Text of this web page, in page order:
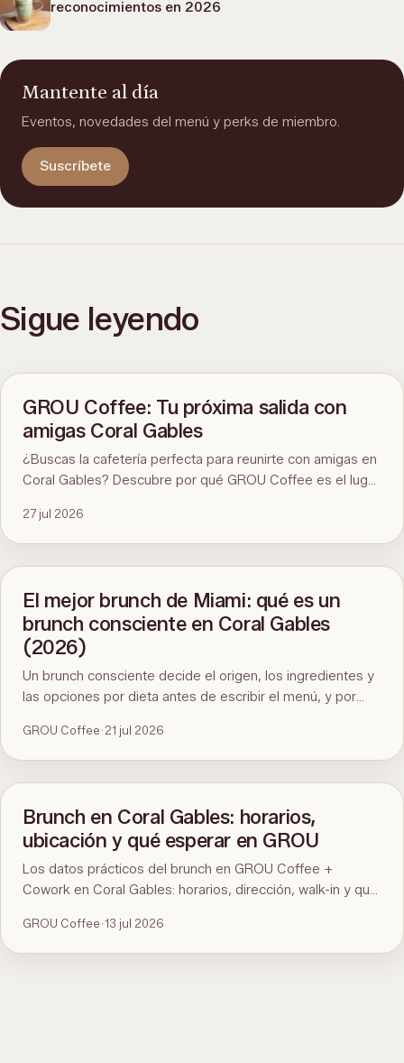
reconocimientos en 2026
Mantente al día
Eventos, novedades del menú y perks de miembro.
Suscríbete
Sigue leyendo
GROU Coffee: Tu próxima salida con
amigas Coral Gables
¿Buscas la cafetería perfecta para reunirte con amigas en
Coral Gables? Descubre por qué GROU Coffee es el lugar
saludables, divertidos eventos artísticos y un ambiente
inmejorable.
27 jul 2026
El mejor brunch de Miami: qué es un
brunch consciente en Coral Gables
(2026)
Un brunch consciente decide el origen, los ingredientes y
las opciones por dieta antes de escribir el menú, y por
prueba de noventa segundos y GROU Coffee + Cowork
en Coral Gables como ejemplo, con horarios, dirección y
qué pedir.
GROU Coffee·21 jul 2026
Brunch en Coral Gables: horarios,
ubicación y qué esperar en GROU
Los datos prácticos del brunch en GROU Coffee +
Cowork en Coral Gables: horarios, dirección, walk-in y qué
guía del mejor brunch de Miami.
GROU Coffee·13 jul 2026